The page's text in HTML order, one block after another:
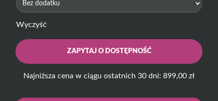
Wyczyść
ZAPYTAJ O DOSTĘPNOŚĆ
Najniższa cena w ciągu ostatnich 30 dni: 899,00 zł